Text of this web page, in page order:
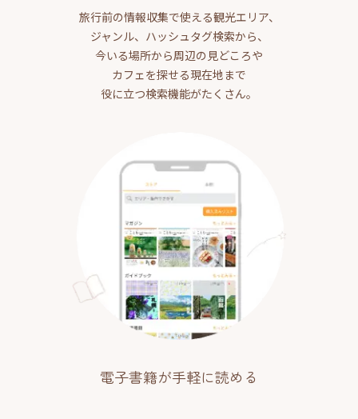
旅行前の情報収集で使える観光エリア、
ジャンル、ハッシュタグ検索から、
今いる場所から周辺の見どころや
カフェを探せる現在地まで
役に立つ検索機能がたくさん。
電子書籍が手軽に読める